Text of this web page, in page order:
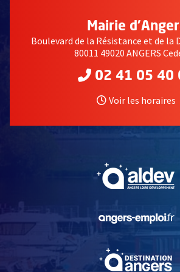
Mairie
Boulevard de la Résistance et de la
80011 49020 ANGERS
02 41 05 40
Voir les horaires